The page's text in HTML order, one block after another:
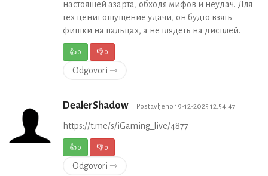
настоящей азарта, обходя мифов и неудач. Для
тех ценит ощущение удачи, он будто взять
фишки на пальцах, а не глядеть на дисплей.
👍0 👎0
Odgovori ⇾
DealerShadow Postavljeno 19-12-2025 12:54:47
https://t.me/s/iGaming_live/4877
👍0 👎0
Odgovori ⇾